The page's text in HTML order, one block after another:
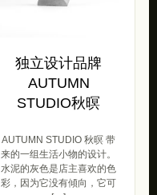
独立设计品牌
AUTUMN
STUDIO秋暝
AUTUMN STUDIO 秋暝 带
来的一组生活小物的设计。
水泥的灰色是店主喜欢的色
彩，因为它没有傾向，它可